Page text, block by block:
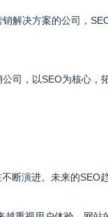
解决方案的公司，
司，以SEO为核心
断演进。未来的SEO